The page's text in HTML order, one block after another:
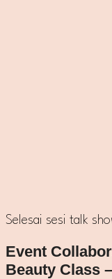
Selesai sesi talk
Event
Beauty Class